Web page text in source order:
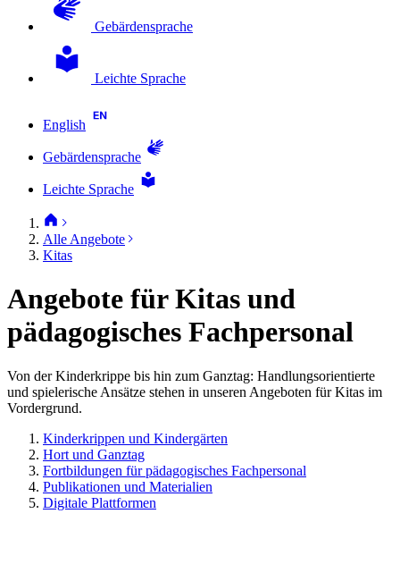
Gebärdensprache
Leichte Sprache
English
Gebärdensprache
Leichte Sprache
Alle Angebote
Kitas
Angebote für Kitas und
pädagogisches Fachpersonal
Von der Kinderkrippe bis hin zum Ganztag: Handlungsorientierte
und spielerische Ansätze stehen in unseren Angeboten für Kitas im
Vordergrund.
Kinderkrippen und Kindergärten
Hort und Ganztag
Fortbildungen für pädagogisches Fachpersonal
Publikationen und Materialien
Digitale Plattformen